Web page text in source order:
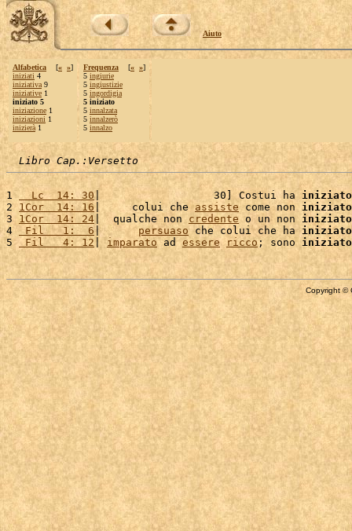
Aiuto
Alfabetica [« »]
iniziati 4
iniziativa 9
iniziative 1
iniziato 5
iniziazione 1
iniziazioni 1
inizierà 1
Frequenza [« »]
5 ingiurie
5 ingiustizie
5 ingordigia
5 iniziato
5 innalzata
5 innalzerò
5 innalzo
Libro Cap.:Versetto
1
  Lc  14: 30
|                  30] Costui ha iniziato
2 1Cor  14: 16 |     colui che assiste come non iniziato
3 1Cor  14: 24 |  qualche non credente o un non iniziato
4
Fil   1:  6| persuaso che colui che ha iniziato
5 Fil   4: 12 | imparato ad essere ricco; sono iniziato
Copyright ©